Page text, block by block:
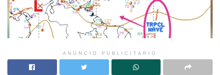
ANUNCIO PUBLICITARIO